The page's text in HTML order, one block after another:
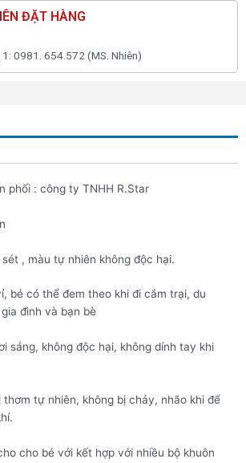
ĐẶT HÀNG
0981. 654.572 (MS. Nhiên)
phối : công ty TNHH R.Star
, màu tự nhiên không độc hại.
bé có thể đem theo khi đi cắm trại, du
đình và bạn bè
sáng, không độc hại, không dính tay khi
thơm tự nhiên, không bị chảy, nhão khi để
cho bé với kết hợp với nhiều bộ khuôn